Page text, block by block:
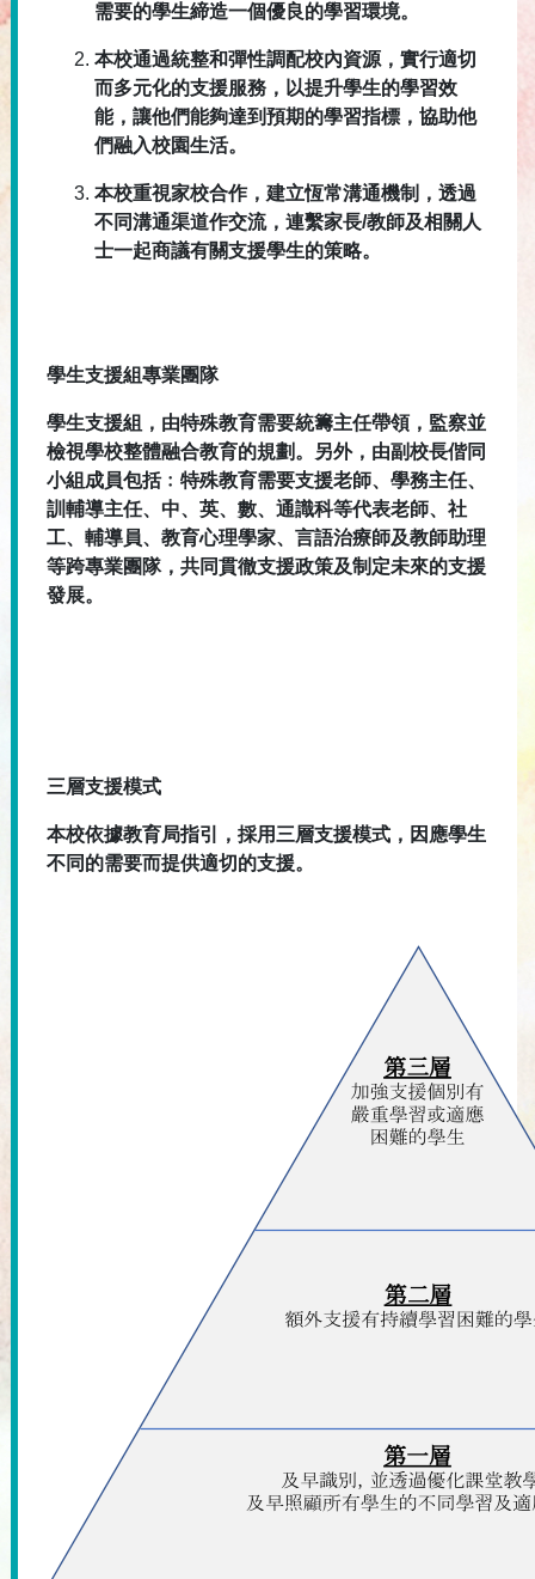
需要的學生締造一個優良的學習環境。
本校通過統整和彈性調配校內資源，實行適切
而多元化的支援服務，以提升學生的學習效
能，讓他們能夠達到預期的學習指標，協助他
們融入校園生活。
本校重視家校合作，建立恆常溝通機制，透過
不同溝通渠道作交流，連繫家長/教師及相關人
士一起商議有關支援學生的策略。
學生支援組專業團隊
學生支援組，由特殊教育需要統籌主任帶領，監察並
檢視學校整體融合教育的規劃。另外，由副校長偕同
小組成員包括﹕特殊教育需要支援老師、學務主任、
訓輔導主任、中、英、數、通識科等代表老師、社
工、輔導員、教育心理學家、言語治療師及教師助理
等跨專業團隊，共同貫徹支援政策及制定未來的支援
發展。
三層支援模式
本校依據教育局指引，採用三層支援模式，因應學生
不同的需要而提供適切的支援。